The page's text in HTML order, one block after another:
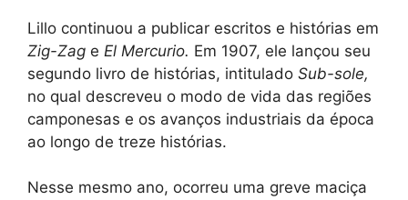
Lillo continuou a publicar escritos e histórias em
Zig-Zag e El Mercurio. Em 1907, ele lançou seu
segundo livro de histórias, intitulado Sub-sole,
no qual descreveu o modo de vida das regiões
camponesas e os avanços industriais da época
ao longo de treze histórias.
Nesse mesmo ano, ocorreu uma greve maciça